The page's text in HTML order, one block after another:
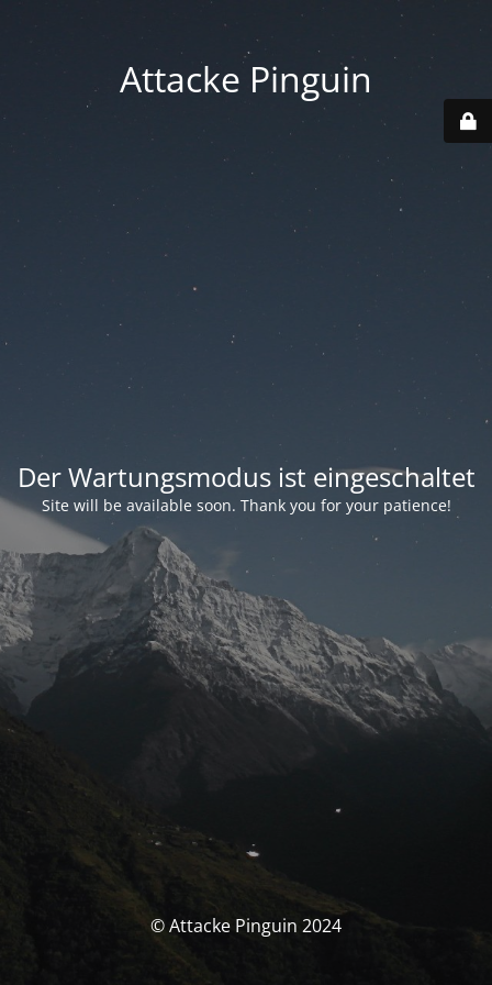
Attacke Pinguin
Der Wartungsmodus ist eingeschaltet
Site will be available soon. Thank you for your patience!
© Attacke Pinguin 2024